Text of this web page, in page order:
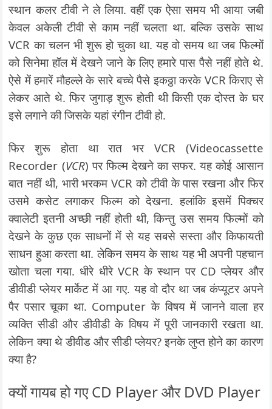
स्थान कलर टीवी ने ले लिया. वहीं एक ऐसा समय भी आया जबी
केवल अकेली टीवी से काम नहीं चलता था. बल्कि उसके साथ
VCR का चलन भी शुरू हो चुका था. यह वो समय था जब फिल्मों
को सिनेमा हॉल में देखने जाने के लिए हमारे पास पैसे नहीं होते थे.
ऐसे में हमारें मौहल्ले के सारे बच्चे पैसे इकठ्ठा करके VCR किराए से
लेकर आते थे. फिर जुगाड़ शुरू होती थी किसी एक दोस्त के घर
इसे लगाने की जिसके यहां रंगीन टीवी हो.
फिर शुरू होता था रात भर VCR (Videocassette
Recorder (VCR) पर फिल्म देखने का सफर. यह कोई आसान
बात नहीं थी, भारी भरकम VCR को टीवी के पास रखना और फिर
उसमे कसेट लगाकर फिल्म को देखना. हलांकि इसमें पिक्चर
क्वालेटी इतनी अच्छी नहीं होती थी, किन्तु उस समय फिल्मों को
देखने के कुछ एक साधनों में से यह सबसे सस्ता और किफायती
साधन हुआ करता था. लेकिन समय के साथ यह भी अपनी पहचान
खोता चला गया. धीरे धीरे VCR के स्थान पर CD प्लेयर और
डीवीडी प्लेयर मार्केट में आ गए. यह वो दौर था जब कंप्यूटर अपने
पैर पसार चूका था. Computer के विषय में जानने वाला हर
व्यक्ति सीडी और डीवीडी के विषय में पूरी जानकारी रखता था.
लेकिन क्या थे डीवीड और सीडी प्लेयर? इनके लुप्त होने का कारण
क्या है?
क्यों गायब हो गए CD Player और DVD Player